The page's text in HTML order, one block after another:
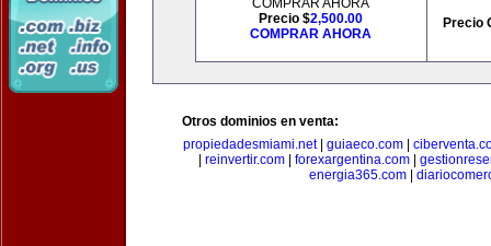
COMPRAR AHORA
Precio $2,500.00
COMPRAR AHORA
Precio
Otros dominios en venta:
propiedadesmiami.net| guiaeco.com|
reinvertir.com forexargentina.com
energia365.com